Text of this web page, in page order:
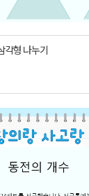
각형 나누기